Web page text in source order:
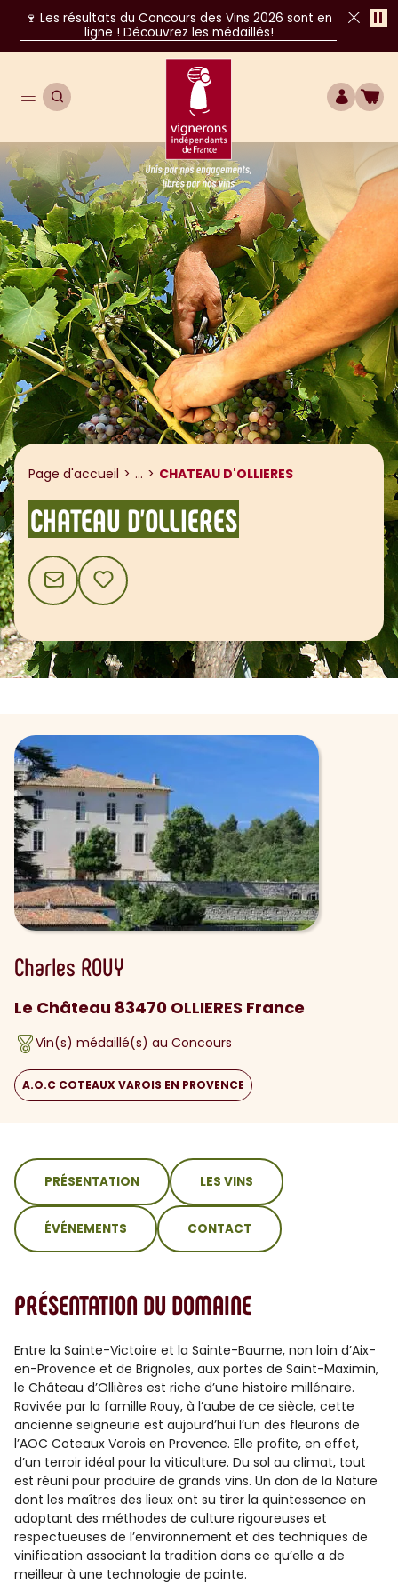
🍷 Les résultats du Concours des Vins 2026 sont en
ligne ! Découvrez les médaillés!
Ouvrir le menu de navigation
OUVRIR LA RECHERCHE
Unis par nos engagements, libres par
COMPTE
Page d'accueil ... Afficher le fil d'ariane
CHATEAU D'OLLIERES
CHATEAU D'OLLIERES
CONTACTAJOUTER AUX FAVORIS
Charles ROUY
Le Château 83470 OLLIERES France
Vin(s) médaillé(s) au Concours
A.O.C COTEAUX VAROIS EN PROVENCE
sommaire
PRÉSENTATION LES VINS
ÉVÉNEMENTS CONTACT
PRÉSENTATION DU DOMAINE
Entre la Sainte-Victoire et la Sainte-Baume, non loin d’Aix-
en-Provence et de Brignoles, aux portes de Saint-Maximin,
le Château d’Ollières est riche d’une histoire millénaire.
Ravivée par la famille Rouy, à l’aube de ce siècle, cette
ancienne seigneurie est aujourd’hui l’un des fleurons de
l’AOC Coteaux Varois en Provence. Elle profite, en effet,
d’un terroir idéal pour la viticulture. Du sol au climat, tout
est réuni pour produire de grands vins. Un don de la Nature
dont les maîtres des lieux ont su tirer la quintessence en
adoptant des méthodes de culture rigoureuses et
respectueuses de l’environnement et des techniques de
vinification associant la tradition dans ce qu’elle a de
meilleur à une technologie de pointe.